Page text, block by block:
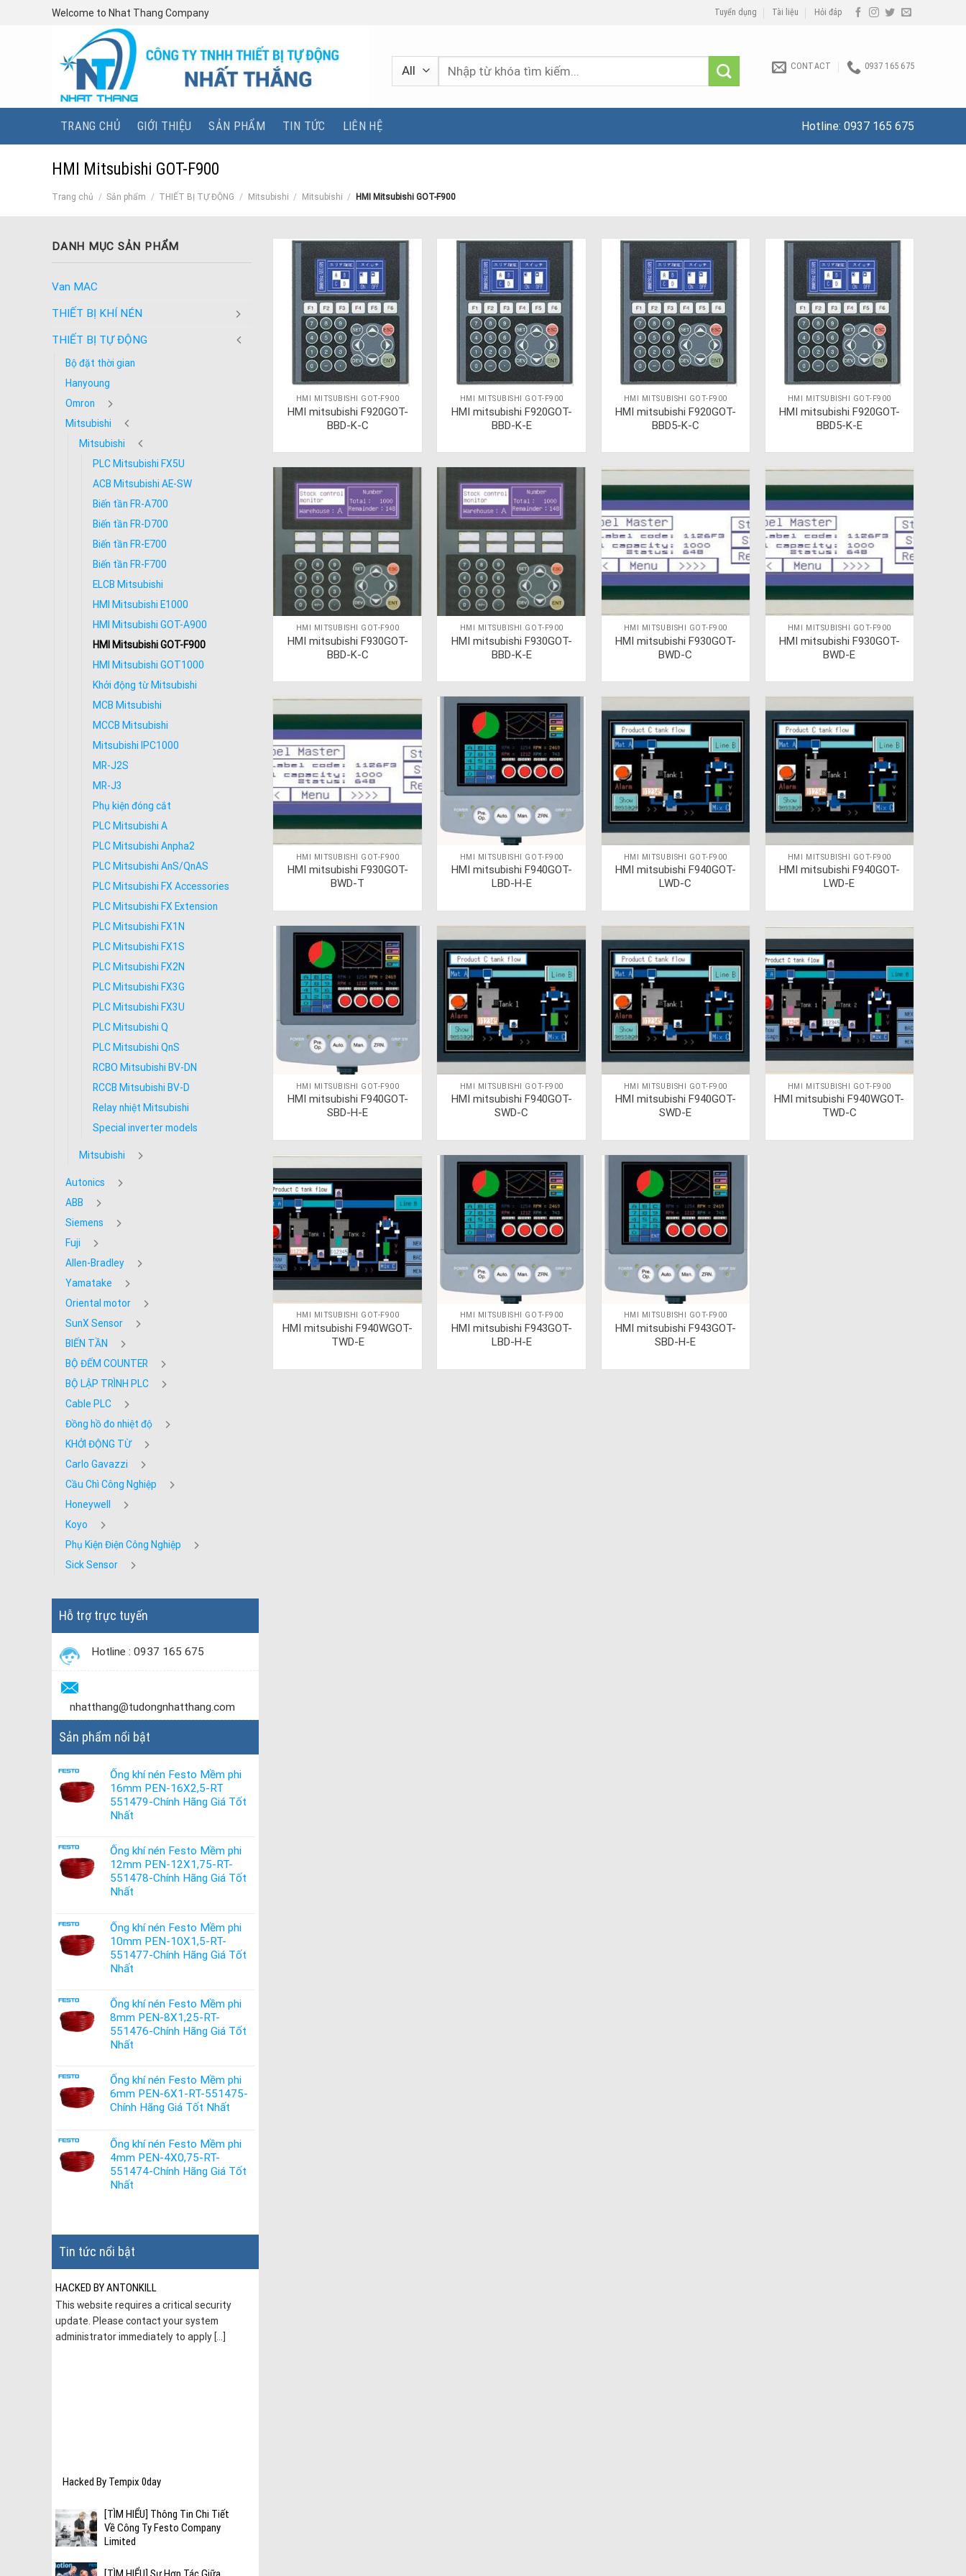
Welcome to Nhat Thang Company Tuyển dụng Tài liệu Hỏi đáp
Tìm
CONTACT 0937 165 675
TRANG CHỦ GIỚI THIỆU SẢN PHẨM TIN TỨC LIÊN HỆ Hotline: 0937 165 675
HMI Mitsubishi GOT-F900
Trang chủ / Sản phẩm / THIẾT BỊ TỰ ĐỘNG / Mitsubishi / Mitsubishi / HMI Mitsubishi GOT-F900
DANH MỤC SẢN PHẨM
Van MAC
THIẾT BỊ KHÍ NÉN
THIẾT BỊ TỰ ĐỘNG
Bộ đặt thời gian
Hanyoung
Omron
Mitsubishi
Mitsubishi
PLC Mitsubishi FX5U
ACB Mitsubishi AE-SW
Biến tần FR-A700
Biến tần FR-D700
Biến tần FR-E700
Biến tần FR-F700
ELCB Mitsubishi
HMI Mitsubishi E1000
HMI Mitsubishi GOT-A900
HMI Mitsubishi GOT-F900
HMI Mitsubishi GOT1000
Khởi động từ Mitsubishi
MCB Mitsubishi
MCCB Mitsubishi
Mitsubishi IPC1000
MR-J2S
MR-J3
Phụ kiện đóng cắt
PLC Mitsubishi A
PLC Mitsubishi Anpha2
PLC Mitsubishi AnS/QnAS
PLC Mitsubishi FX Accessories
PLC Mitsubishi FX Extension
PLC Mitsubishi FX1N
PLC Mitsubishi FX1S
PLC Mitsubishi FX2N
PLC Mitsubishi FX3G
PLC Mitsubishi FX3U
PLC Mitsubishi Q
PLC Mitsubishi QnS
RCBO Mitsubishi BV-DN
RCCB Mitsubishi BV-D
Relay nhiệt Mitsubishi
Special inverter models
Mitsubishi
Autonics
ABB
Siemens
Fuji
Allen-Bradley
Yamatake
Oriental motor
SunX Sensor
BIẾN TẦN
BỘ ĐẾM COUNTER
BỘ LẬP TRÌNH PLC
Cable PLC
Đồng hồ đo nhiệt độ
KHỞI ĐỘNG TỪ
Carlo Gavazzi
Cầu Chì Công Nghiệp
Honeywell
Koyo
Phụ Kiện Điện Công Nghiệp
Sick Sensor
Hỗ trợ trực tuyến
Hotline : 0937 165 675
nhatthang@tudongnhatthang.com
Sản phẩm nổi bật
Ống khí nén Festo Mềm phi
16mm PEN-16X2,5-RT
551479-Chính Hãng Giá Tốt
Nhất
Ống khí nén Festo Mềm phi
12mm PEN-12X1,75-RT-
551478-Chính Hãng Giá Tốt
Nhất
Ống khí nén Festo Mềm phi
10mm PEN-10X1,5-RT-
551477-Chính Hãng Giá Tốt
Nhất
Ống khí nén Festo Mềm phi
8mm PEN-8X1,25-RT-
551476-Chính Hãng Giá Tốt
Nhất
Ống khí nén Festo Mềm phi
6mm PEN-6X1-RT-551475-
Chính Hãng Giá Tốt Nhất
Ống khí nén Festo Mềm phi
4mm PEN-4X0,75-RT-
551474-Chính Hãng Giá Tốt
Nhất
Tin tức nổi bật
HACKED BY ANTONKILL
This website requires a critical security
update. Please contact your system
administrator immediately to apply [...]
Hacked By Tempix 0day
[TÌM HIỂU] Thông Tin Chi Tiết
Về Công Ty Festo Company
Limited
HMI MITSUBISHI GOT-F900
HMI mitsubishi F920GOT-
BBD-K-C
HMI MITSUBISHI GOT-F900
HMI mitsubishi F920GOT-
BBD-K-E
HMI MITSUBISHI GOT-F900
HMI mitsubishi F920GOT-
BBD5-K-C
HMI MITSUBISHI GOT-F900
HMI mitsubishi F920GOT-
BBD5-K-E
HMI MITSUBISHI GOT-F900
HMI mitsubishi F930GOT-
BBD-K-C
HMI MITSUBISHI GOT-F900
HMI mitsubishi F930GOT-
BBD-K-E
HMI MITSUBISHI GOT-F900
HMI mitsubishi F930GOT-
BWD-C
HMI MITSUBISHI GOT-F900
HMI mitsubishi F930GOT-
BWD-E
HMI MITSUBISHI GOT-F900
HMI mitsubishi F930GOT-
BWD-T
HMI MITSUBISHI GOT-F900
HMI mitsubishi F940GOT-
LBD-H-E
HMI MITSUBISHI GOT-F900
HMI mitsubishi F940GOT-
LWD-C
HMI MITSUBISHI GOT-F900
HMI mitsubishi F940GOT-
LWD-E
HMI MITSUBISHI GOT-F900
HMI mitsubishi F940GOT-
SBD-H-E
HMI MITSUBISHI GOT-F900
HMI mitsubishi F940GOT-
SWD-C
HMI MITSUBISHI GOT-F900
HMI mitsubishi F940GOT-
SWD-E
HMI MITSUBISHI GOT-F900
HMI mitsubishi F940WGOT-
TWD-C
HMI MITSUBISHI GOT-F900
HMI mitsubishi F940WGOT-
TWD-E
HMI MITSUBISHI GOT-F900
HMI mitsubishi F943GOT-
LBD-H-E
HMI MITSUBISHI GOT-F900
HMI mitsubishi F943GOT-
SBD-H-E